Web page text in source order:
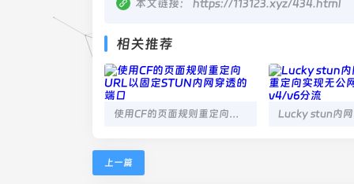
本文链接： https://113123.xyz/434.html
相关推荐
使用CF的页面规则重定向URL以固定STUN内网穿透的端口
上一篇